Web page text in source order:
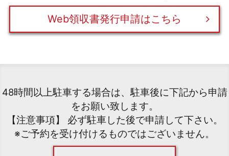
Web領収書発行申請はこちら
48時間以上駐車する場合は、駐車後に下記から申請
をお願い致します。
【注意事項】 必ず駐車した後で申請して下さい。
※ご予約を受け付けるものではございません。